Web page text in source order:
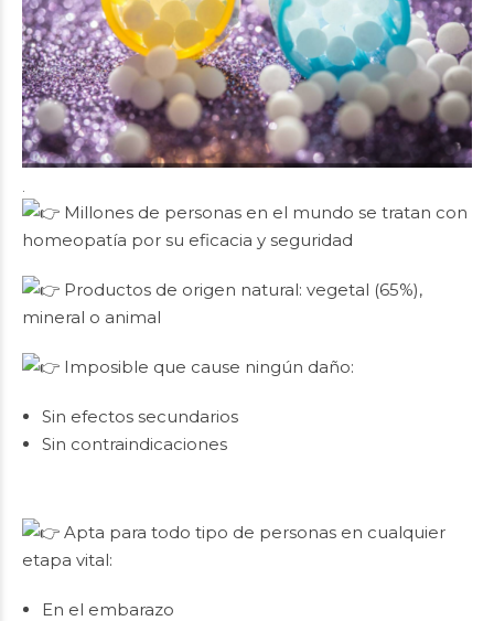
Millones de personas en el mundo se tratan con
homeopatía por su eficacia y seguridad
Productos de origen natural: vegetal (65%),
mineral o animal
Imposible que cause ningún daño:
Sin efectos secundarios
Sin contraindicaciones
Apta para todo tipo de personas en cualquier
etapa vital:
En el embarazo